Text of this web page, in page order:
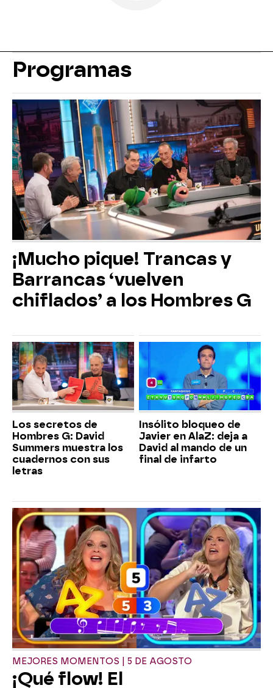
Programas
¡Mucho pique! Trancas y
Barrancas ‘vuelven
chiflados’ a los Hombres G
Los secretos de
Hombres G: David
Summers muestra los
cuadernos con sus
letras
Insólito bloqueo de
Javier en AlaZ: deja a
David al mando de un
final de infarto
MEJORES MOMENTOS | 5 DE AGOSTO
¡Qué flow! El